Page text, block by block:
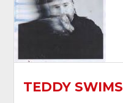
TEDDY SWIMS